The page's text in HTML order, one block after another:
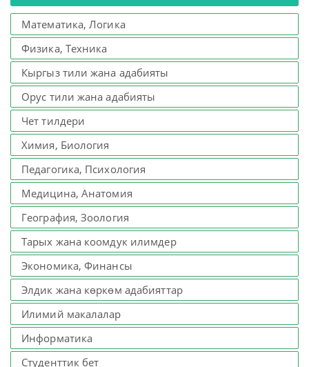
Математика, Логика
Физика, Техника
Кыргыз тили жана адабияты
Орус тили жана адабияты
Чет тилдери
Химия, Биология
Педагогика, Психология
Медицина, Анатомия
География, Зоология
Тарых жана коомдук илимдер
Экономика, Финансы
Элдик жана көркөм адабияттар
Илимий макалалар
Информатика
Студенттик бет